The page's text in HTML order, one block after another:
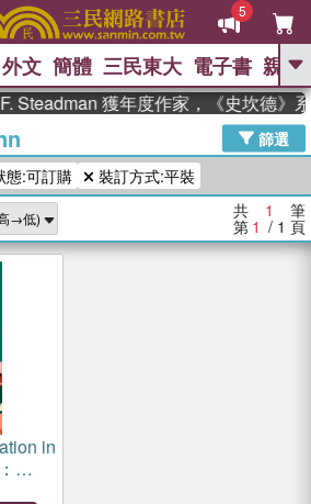
5
GO
The Odyssey 、
父親節 、 如果歷史是一群喵 、 暑期
推薦 、 國際布克獎 臺灣漫遊錄
念華 、 台灣的李登輝時代 、 數學女
孩：黎曼猜想
偉大的迷走神經
外文 簡體 三民東大 電子書 親子
Steadman 獲年度作家，《史坎德》
篩選
態:可訂購 裝訂方式:平裝
共 1 筆
第 1 / 1 頁
in